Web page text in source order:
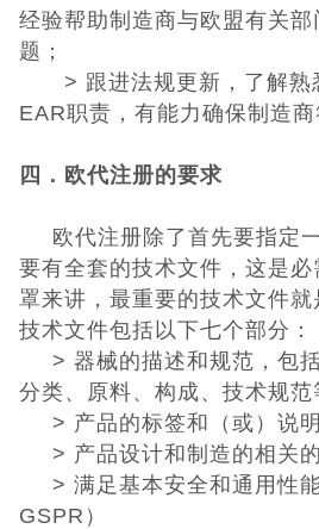
经验帮助制造商与欧盟有关部
题；
> 跟进法规更新，了解熟
EAR职责，有能力确保制造商
四． 欧代注册的要求
欧代注册除了首先要指定
要有全套的技术文件，这是必
罩来讲，最重要的技术文件就
技术文件包括以下七个部分：
> 器械的描述和规范，包
分类、原料、构成、技术规范
> 产品的标签和（或）说
> 产品设计和制造的相关
> 满足基本安全和通用性
GSPR ）